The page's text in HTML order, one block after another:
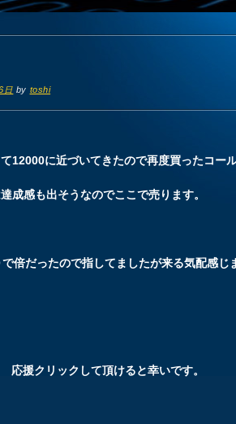
日 by toshi
12000に近づいてきたので再度買ったコー
成感も出そうなのでここで売ります。
倍だったので指してましたが来る気配感じ
応援クリックして頂けると幸いです。